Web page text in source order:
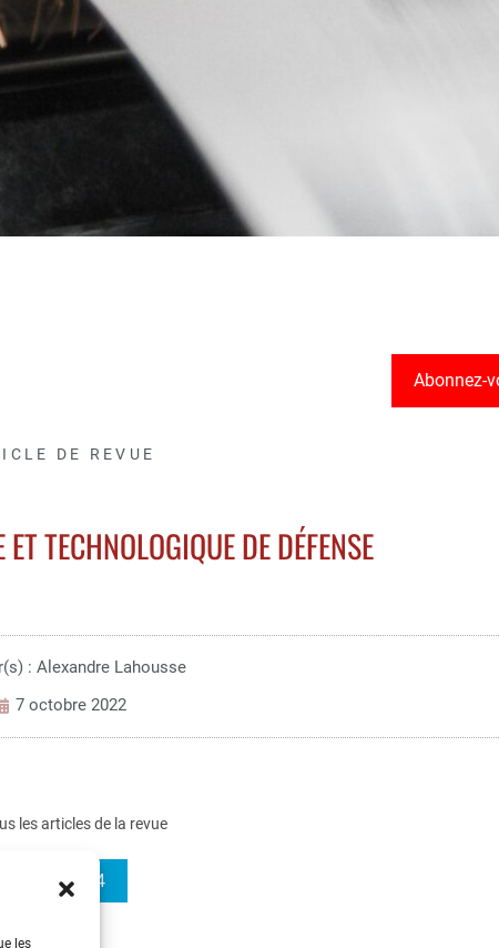
les
Abonnez-
DE REVUE
TECHNOLOGIQUE DE DÉFENSE
: Alexandre Lahousse
7 octobre 2022
les articles de la revue
REE 2022-4